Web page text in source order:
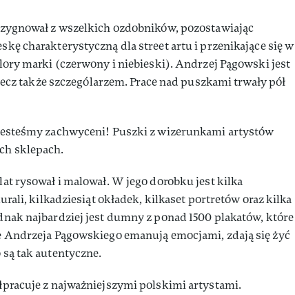
z wszelkich ozdobników, pozostawiając
charakterystyczną dla street artu i przenikające się w
marki (czerwony i niebieski). Andrzej Pągowski jest
także szczególarzem. Prace nad puszkami trwały pół
zachwyceni! Puszki z wizerunkami artystów
sklepach.
rysował i malował. W jego dorobku jest kilka
kilkadziesiąt okładek, kilkaset portretów oraz kilka
najbardziej jest dumny z ponad 1500 plakatów, które
Pągowskiego emanują emocjami, zdają się żyć
tak autentyczne.
z najważniejszymi polskimi artystami.